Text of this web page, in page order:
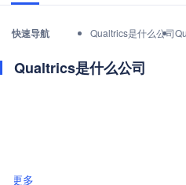
快速导航 Qualtrics是什么公司
Qualtrics是什么公司
更多